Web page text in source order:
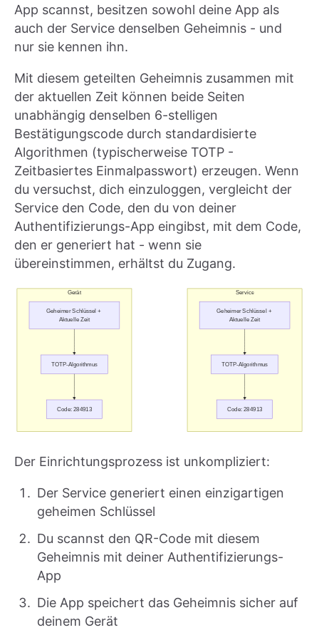
App scannst, besitzen sowohl deine App als
auch der Service denselben Geheimnis - und
nur sie kennen ihn.
Mit diesem geteilten Geheimnis zusammen mit
der aktuellen Zeit können beide Seiten
unabhängig denselben 6-stelligen
Bestätigungscode durch standardisierte
Algorithmen (typischerweise TOTP -
Zeitbasiertes Einmalpasswort) erzeugen. Wenn
du versuchst, dich einzuloggen, vergleicht der
Service den Code, den du von deiner
Authentifizierungs-App eingibst, mit dem Code,
den er generiert hat - wenn sie
übereinstimmen, erhältst du Zugang.
Der Einrichtungsprozess ist unkompliziert:
Der Service generiert einen einzigartigen
geheimen Schlüssel
Du scannst den QR-Code mit diesem
Geheimnis mit deiner Authentifizierungs-
App
Die App speichert das Geheimnis sicher auf
deinem Gerät